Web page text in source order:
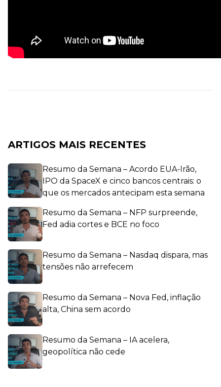
ARTIGOS MAIS RECENTES
Resumo da Semana – Acordo EUA-Irão,
IPO da SpaceX e cinco bancos centrais: o
que os mercados antecipam esta semana
Resumo da Semana – NFP surpreende,
Fed adia cortes e BCE no foco
Resumo da Semana – Nasdaq dispara, mas
tensões não arrefecem
Resumo da Semana – Nova Fed, inflação
alta, China sem acordo
Resumo da Semana – IA acelera,
geopolítica não cede